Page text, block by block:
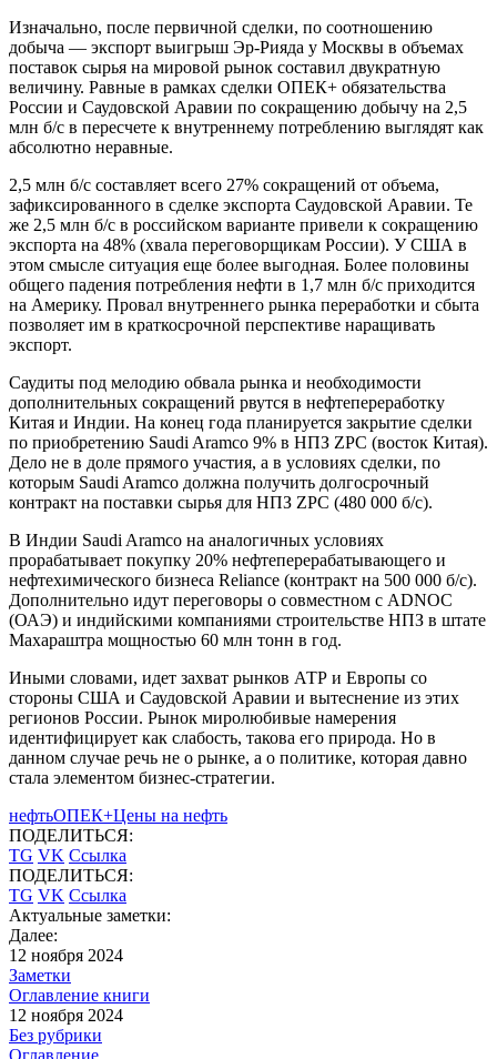
Изначально, после первичной сделки, по соотношению
добыча — экспорт выигрыш Эр-Рияда у Москвы в объемах
поставок сырья на мировой рынок составил двукратную
величину. Равные в рамках сделки ОПЕК+ обязательства
России и Саудовской Аравии по сокращению добычу на 2,5
млн б/с в пересчете к внутреннему потреблению выглядят как
абсолютно неравные.
2,5 млн б/с составляет всего 27% сокращений от объема,
зафиксированного в сделке экспорта Саудовской Аравии. Те
же 2,5 млн б/с в российском варианте привели к сокращению
экспорта на 48% (хвала переговорщикам России). У США в
этом смысле ситуация еще более выгодная. Более половины
общего падения потребления нефти в 1,7 млн б/с приходится
на Америку. Провал внутреннего рынка переработки и сбыта
позволяет им в краткосрочной перспективе наращивать
экспорт.
Саудиты под мелодию обвала рынка и необходимости
дополнительных сокращений рвутся в нефтепереработку
Китая и Индии. На конец года планируется закрытие сделки
по приобретению Saudi Aramco 9% в НПЗ ZPC (восток Китая).
Дело не в доле прямого участия, а в условиях сделки, по
которым Saudi Aramco должна получить долгосрочный
контракт на поставки сырья для НПЗ ZPC (480 000 б/с).
В Индии Saudi Aramco на аналогичных условиях
прорабатывает покупку 20% нефтеперерабатывающего и
нефтехимического бизнеса Reliance (контракт на 500 000 б/с).
Дополнительно идут переговоры о совместном с ADNOC
(ОАЭ) и индийскими компаниями строительстве НПЗ в штате
Махараштра мощностью 60 млн тонн в год.
Иными словами, идет захват рынков АТР и Европы со
стороны США и Саудовской Аравии и вытеснение из этих
регионов России. Рынок миролюбивые намерения
идентифицирует как слабость, такова его природа. Но в
данном случае речь не о рынке, а о политике, которая давно
стала элементом бизнес-стратегии.
нефтьОПЕК+Цены на нефть
ПОДЕЛИТЬСЯ:
TG VK Ссылка
ПОДЕЛИТЬСЯ:
TG VK Ссылка
Актуальные заметки:
Далее:
12 ноября 2024
Заметки
Оглавление книги
12 ноября 2024
Без рубрики
Оглавление